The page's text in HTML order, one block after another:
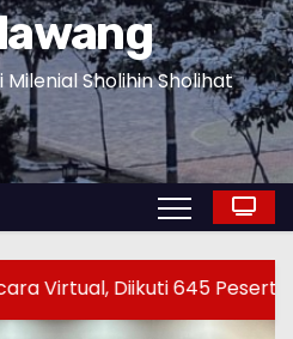
Sholihin Sholihat
Diikuti 645 Peserta